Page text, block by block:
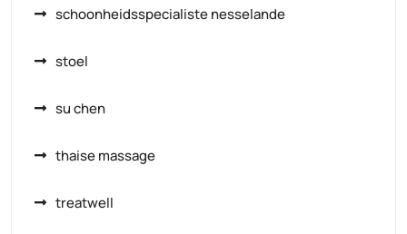
schoonheidsspecialiste nesselande
stoel
su chen
thaise massage
treatwell